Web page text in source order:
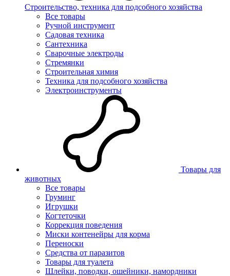
Строительство, техника для подсобного хозяйства
Все товары
Ручной инструмент
Садовая техника
Сантехника
Сварочные электроды
Стремянки
Строительная химия
Техника для подсобного хозяйства
Электроинструменты
Товары для
животных
Все товары
Груминг
Игрушки
Когтеточки
Коррекция поведения
Миски контенейры для корма
Переноски
Средства от паразитов
Товары для туалета
Шлейки, поводки, ошейники, намордники